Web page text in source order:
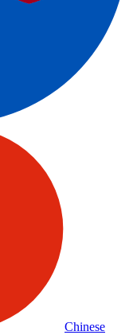
Chinese